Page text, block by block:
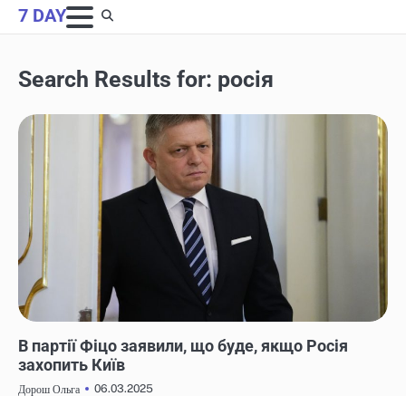
Skip
to
7 DAY
Search Results for: росія
В партії Фіцо заявили, що буде, якщо Росія
захопить Київ
Дорош Ольга
06.03.2025